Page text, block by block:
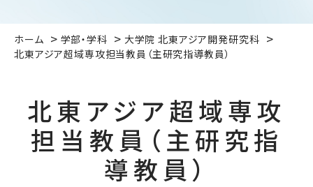
ホーム 学部・学科
大学院 北東アジア開発研究科
北東アジア超域専攻担当教員（主研究指導教員）
北東アジア超域専攻
担当教員（主研究指
導教員）